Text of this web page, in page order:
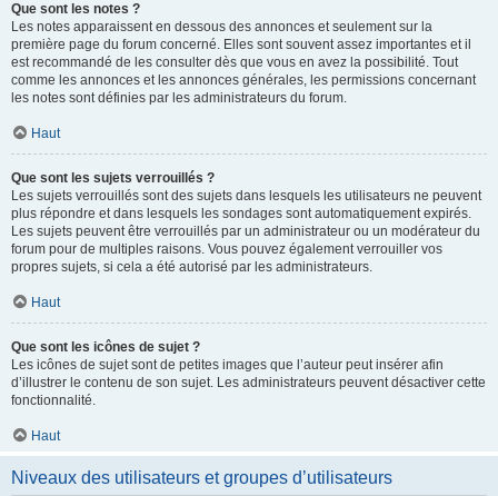
Que sont les notes ?
Les notes apparaissent en dessous des annonces et seulement sur la
première page du forum concerné. Elles sont souvent assez importantes et il
est recommandé de les consulter dès que vous en avez la possibilité. Tout
comme les annonces et les annonces générales, les permissions concernant
les notes sont définies par les administrateurs du forum.
Haut
Que sont les sujets verrouillés ?
Les sujets verrouillés sont des sujets dans lesquels les utilisateurs ne peuvent
plus répondre et dans lesquels les sondages sont automatiquement expirés.
Les sujets peuvent être verrouillés par un administrateur ou un modérateur du
forum pour de multiples raisons. Vous pouvez également verrouiller vos
propres sujets, si cela a été autorisé par les administrateurs.
Haut
Que sont les icônes de sujet ?
Les icônes de sujet sont de petites images que l’auteur peut insérer afin
d’illustrer le contenu de son sujet. Les administrateurs peuvent désactiver cette
fonctionnalité.
Haut
Niveaux des utilisateurs et groupes d’utilisateurs